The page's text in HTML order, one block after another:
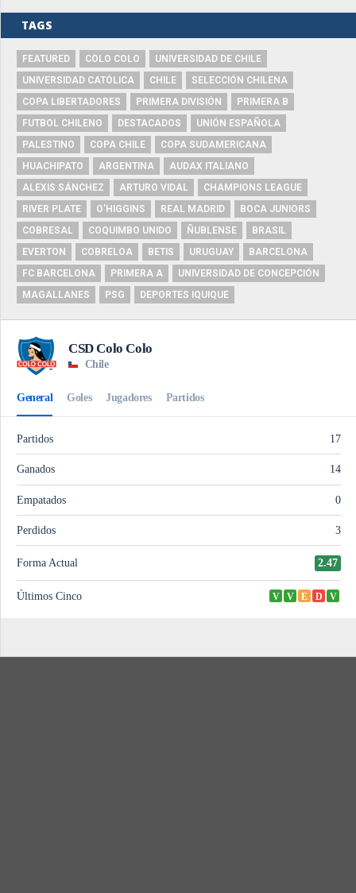
TAGS
FEATURED COLO COLO
UNIVERSIDAD DE CHILE
UNIVERSIDAD CATÓLICA
CHILE
SELECCIÓN CHILENA
COPA LIBERTADORES
PRIMERA DIVISIÓN
PRIMERA B
FUTBOL CHILENO
DESTACADOS
UNIÓN ESPAÑOLA
PALESTINO
COPA CHILE
COPA SUDAMERICANA
HUACHIPATO
ARGENTINA
AUDAX ITALIANO
ALEXIS SÁNCHEZ
ARTURO VIDAL
CHAMPIONS LEAGUE
RIVER PLATE
O'HIGGINS REAL MADRID
BOCA JUNIORS
COBRESAL
COQUIMBO UNIDO ÑUBLENSE
BRASIL
EVERTON
COBRELOA BETIS URUGUAY
BARCELONA
FC BARCELONA
PRIMERA A
UNIVERSIDAD DE CONCEPCIÓN
MAGALLANES
PSG DEPORTES IQUIQUE